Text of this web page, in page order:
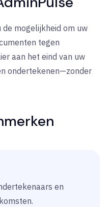
de mogelijkheid om uw
tegen
aan het eind van uw
ondertekenen—zonder
en